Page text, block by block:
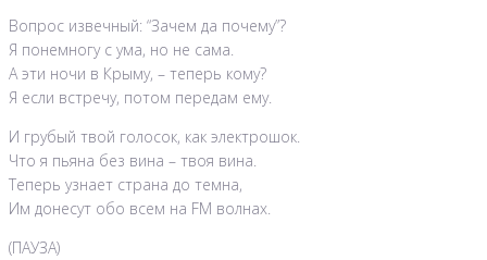
Вопрос извечный: “Зачем да почему”?
Я понемногу с ума, но не сама.
А эти ночи в Крыму, – теперь кому?
Я если встречу, потом передам ему.
И грубый твой голосок, как электрошок.
Что я пьяна без вина – твоя вина.
Теперь узнает страна до темна,
Им донесут обо всем на FM волнах.
(ПАУЗА)